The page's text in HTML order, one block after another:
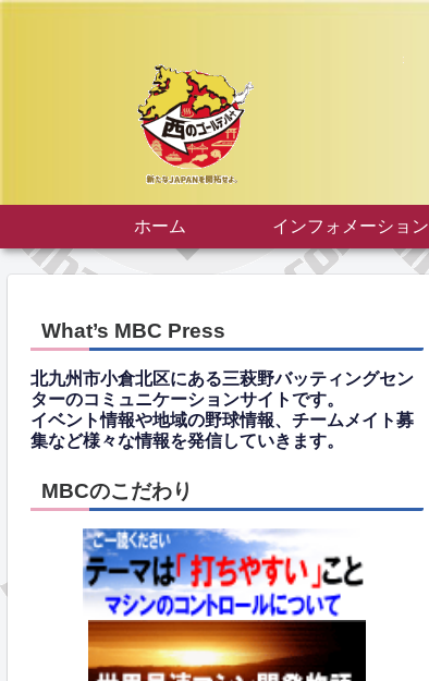
ホーム インフォメーション
What’s MBC Press
北九州市小倉北区にある三萩野バッティングセン
ターのコミュニケーションサイトです。
イベント情報や地域の野球情報、チームメイト募
集など様々な情報を発信していきます。
MBCのこだわり